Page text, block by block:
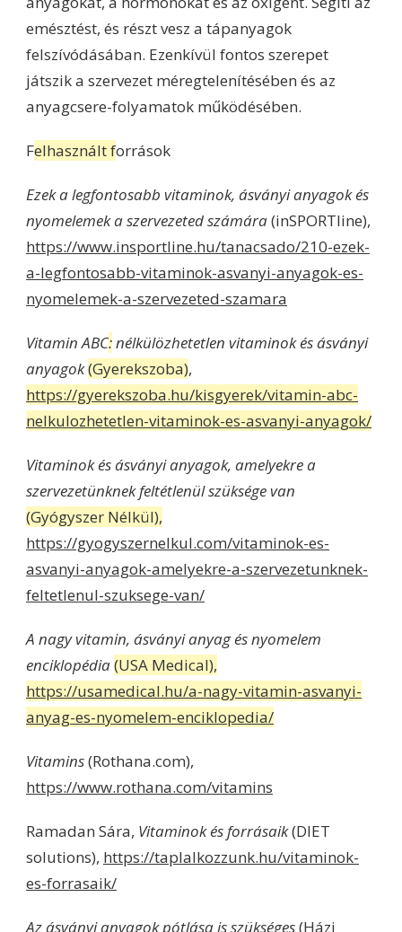
emésztést, és részt vesz a tápanyagok
felszívódásában. Ezenkívül fontos szerepet
játszik a szervezet méregtelenítésében és az
anyagcsere-folyamatok működésében.
Felhasznált források
Ezek a legfontosabb vitaminok, ásványi anyagok és
nyomelemek a szervezeted számára(inSPORTline),
https://www.insportline.hu/tanacsado/210-ezek-
a-legfontosabb-vitaminok-asvanyi-anyagok-es-
nyomelemek-a-szervezeted-szamara
Vitamin ABC:nélkülözhetetlen vitaminok és ásványi
anyagok(Gyerekszoba),
https://gyerekszoba.hu/kisgyerek/vitamin-abc-
nelkulozhetetlen-vitaminok-es-asvanyi-anyagok/
Vitaminok és ásványi anyagok, amelyekre a
szervezetünknek feltétlenül szüksége van
(Gyógyszer Nélkül),
https://gyogyszernelkul.com/vitaminok-es-
asvanyi-anyagok-amelyekre-a-szervezetunknek-
feltetlenul-szuksege-van/
A nagy vitamin, ásványi anyag és nyomelem
enciklopédia(USA Medical),
https://usamedical.hu/a-nagy-vitamin-asvanyi-
anyag-es-nyomelem-enciklopedia/
Vitamins(Rothana.com),
https://www.rothana.com/vitamins
Ramadan Sára, Vitaminok és forrásaik(DIET
solutions), https://taplalkozzunk.hu/vitaminok-
es-forrasaik/
Az ásványi anyagok pótlása is szükséges(Házi